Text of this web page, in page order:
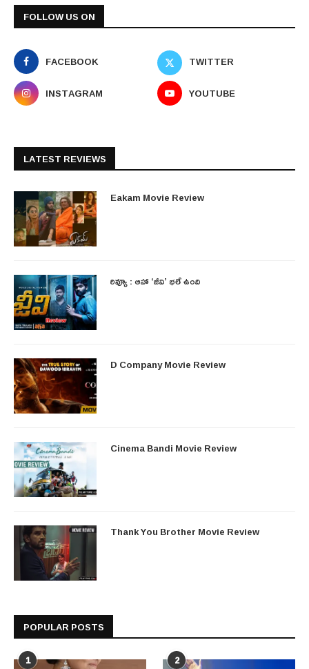
FOLLOW US ON
FACEBOOK
TWITTER
INSTAGRAM
YOUTUBE
LATEST REVIEWS
Eakam Movie Review
రివ్యూ : ఆహా ‘జీవి’ భలే ఉంది
D Company Movie Review
Cinema Bandi Movie Review
Thank You Brother Movie Review
POPULAR POSTS
1 2